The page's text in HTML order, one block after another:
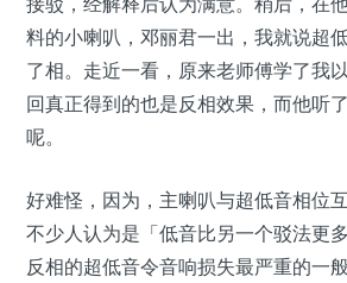
料的小喇叭，邓丽君一出，我就说超
了相。走近一看，原来老师傅学了我
回真正得到的也是反相效果，而他听
呢。
好难怪，因为，主喇叭与超低音相位
不少人认为是「低音比另一个驳法更
反相的超低音令音响损失最严重的一